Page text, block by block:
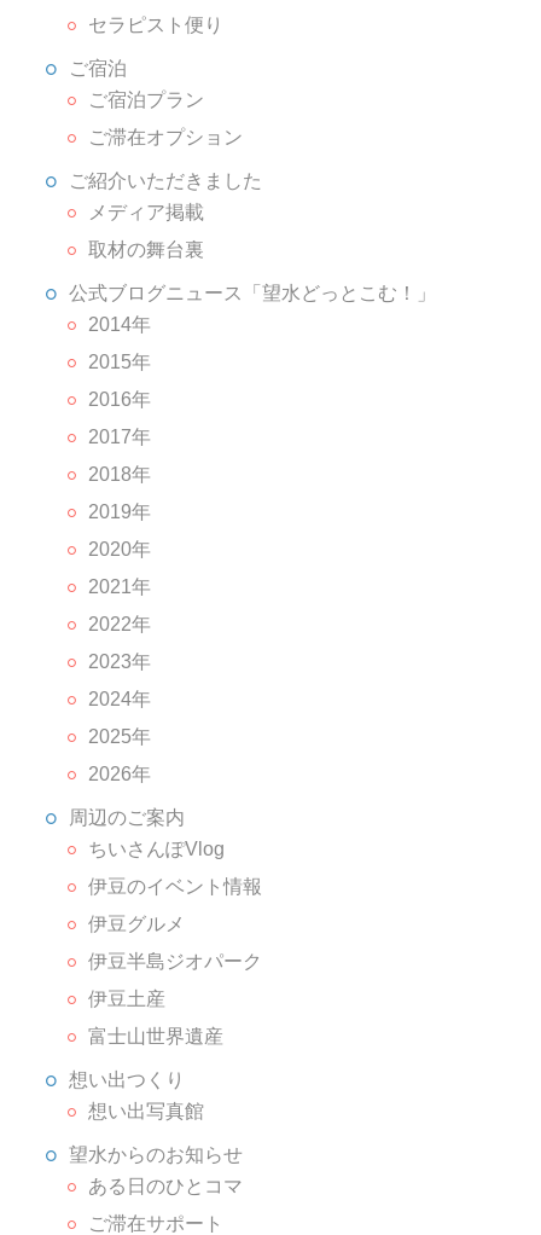
セラピスト便り
ご宿泊
ご宿泊プラン
ご滞在オプション
ご紹介いただきました
メディア掲載
取材の舞台裏
公式ブログニュース「望水どっとこむ！」
2014年
2015年
2016年
2017年
2018年
2019年
2020年
2021年
2022年
2023年
2024年
2025年
2026年
周辺のご案内
ちいさんぽVlog
伊豆のイベント情報
伊豆グルメ
伊豆半島ジオパーク
伊豆土産
富士山世界遺産
想い出つくり
想い出写真館
望水からのお知らせ
ある日のひとコマ
ご滞在サポート